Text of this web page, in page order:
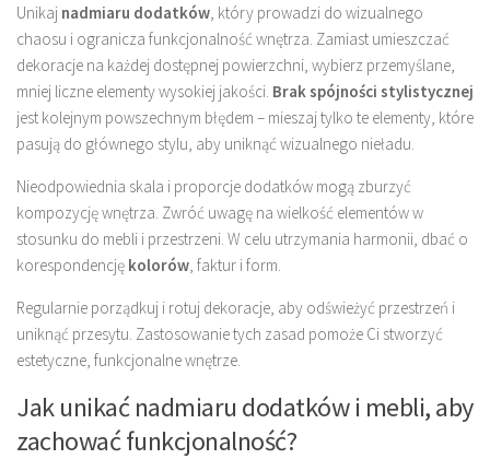
Unikaj nadmiaru dodatków , który prowadzi do wizualnego
chaosu i ogranicza funkcjonalność wnętrza. Zamiast umieszczać
dekoracje na każdej dostępnej powierzchni, wybierz przemyślane,
mniej liczne elementy wysokiej jakości. Brak spójności stylistycznej
jest kolejnym powszechnym błędem – mieszaj tylko te elementy, które
pasują do głównego stylu, aby uniknąć wizualnego nieładu.
Nieodpowiednia skala i proporcje dodatków mogą zburzyć
kompozycję wnętrza. Zwróć uwagę na wielkość elementów w
stosunku do mebli i przestrzeni. W celu utrzymania harmonii, dbać o
korespondencję kolorów , faktur i form.
Regularnie porządkuj i rotuj dekoracje, aby odświeżyć przestrzeń i
uniknąć przesytu. Zastosowanie tych zasad pomoże Ci stworzyć
estetyczne, funkcjonalne wnętrze.
Jak unikać nadmiaru dodatków i mebli, aby
zachować funkcjonalność?